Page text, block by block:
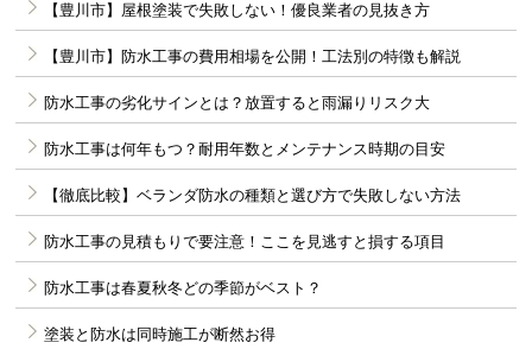
【豊川市】屋根塗装で失敗しない！優良業者の見抜き方
【豊川市】防水工事の費用相場を公開！工法別の特徴も解説
防水工事の劣化サインとは？放置すると雨漏りリスク大
防水工事は何年もつ？耐用年数とメンテナンス時期の目安
【徹底比較】ベランダ防水の種類と選び方で失敗しない方法
防水工事の見積もりで要注意！ここを見逃すと損する項目
防水工事は春夏秋冬どの季節がベスト？
塗装と防水は同時施工が断然お得